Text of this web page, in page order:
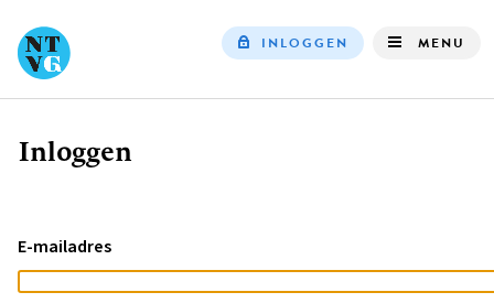
INLOGGEN MENU
Kruimelpad
Inloggen
E-mailadres